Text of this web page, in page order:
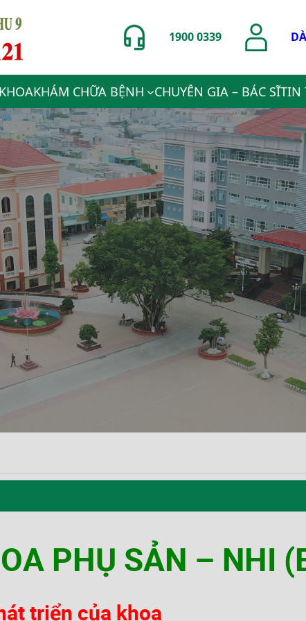
1900 0339
KHÁM CHỮA BỆNH CHUYÊN GIA – BÁC SĨTIN
PHỤ SẢN – NHI
triển của khoa